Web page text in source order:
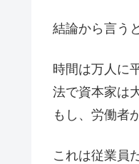
結論から言う
時間は万人に
法で資本家は
もし、労働者
これは従業員